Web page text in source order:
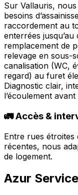
Sur Vallauris,
besoins
raccordement au
enterrées
remplacement de
relevage en sous-
canalisation (WC,
regard) au furet
Diagnostic clair,
l’écoulement
🚛 Accès &
Entre rues étroites
récentes, nous
de logement.
Azur